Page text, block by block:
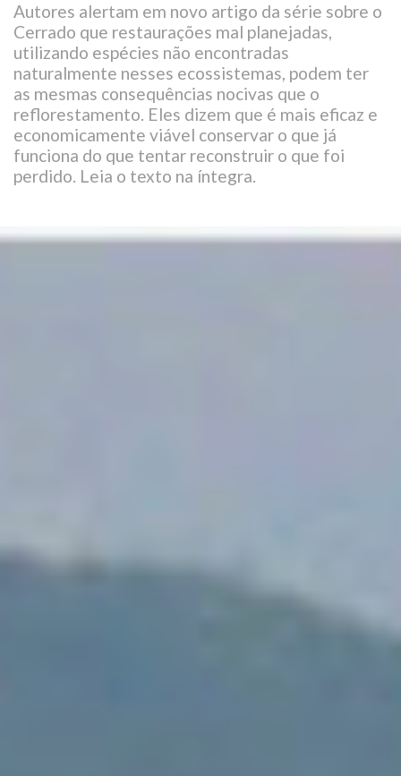
Autores alertam em novo artigo da série sobre o
Cerrado que restaurações mal planejadas,
utilizando espécies não encontradas
naturalmente nesses ecossistemas, podem ter
as mesmas consequências nocivas que o
reflorestamento. Eles dizem que é mais eficaz e
economicamente viável conservar o que já
funciona do que tentar reconstruir o que foi
perdido. Leia o texto na íntegra.